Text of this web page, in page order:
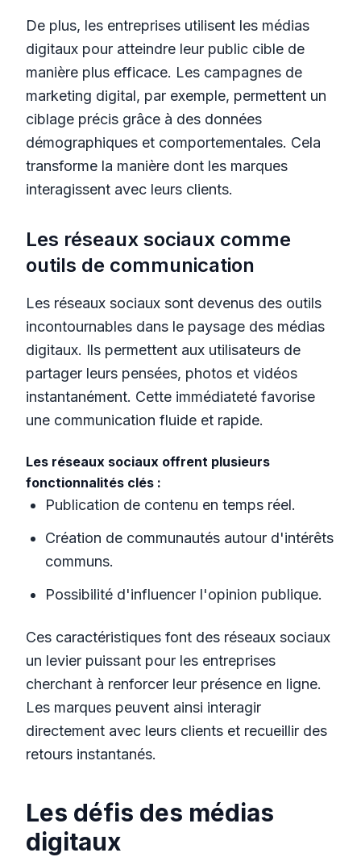
De plus, les entreprises utilisent les médias
digitaux pour atteindre leur public cible de
manière plus efficace. Les campagnes de
marketing digital, par exemple, permettent un
ciblage précis grâce à des données
démographiques et comportementales. Cela
transforme la manière dont les marques
interagissent avec leurs clients.
Les réseaux sociaux comme
outils de communication
Les réseaux sociaux sont devenus des outils
incontournables dans le paysage des médias
digitaux. Ils permettent aux utilisateurs de
partager leurs pensées, photos et vidéos
instantanément. Cette immédiateté favorise
une communication fluide et rapide.
Les réseaux sociaux offrent plusieurs
fonctionnalités clés :
Publication de contenu en temps réel.
Création de communautés autour d'intérêts
communs.
Possibilité d'influencer l'opinion publique.
Ces caractéristiques font des réseaux sociaux
un levier puissant pour les entreprises
cherchant à renforcer leur présence en ligne.
Les marques peuvent ainsi interagir
directement avec leurs clients et recueillir des
retours instantanés.
Les défis des médias
digitaux